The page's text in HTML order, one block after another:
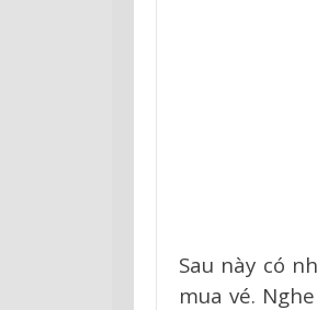
Sau này có
mua vé.